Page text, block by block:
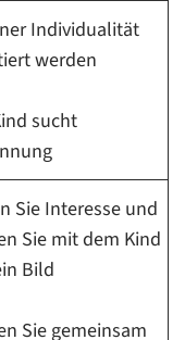
Individualität
werden
sucht
Sie Interesse und
Sie mit dem Kind
Bild
Sie gemeinsam